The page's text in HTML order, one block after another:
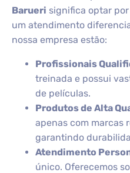
Barueri significa optar
um atendimento
nossa empresa estão:
Profissionais
treinada e possui
de películas.
Produtos de Alta
apenas com marcas
garantindo
Atendimento
único. Oferecemos